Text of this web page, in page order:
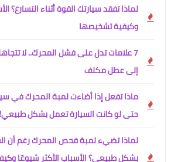
لماذا تفقد سيارتك القوة أثناء التسارع؟
وكيفية تشخيصها
7 علامات تدل على فشل المحرك.. لا
إلى عطل مكلف
ماذا تفعل إذا أضاءت لمبة المحرك في
حتى لو كانت السيارة تعمل بشكل طبيعي!
لماذا تضيء لمبة فحص المحرك رغم أن
بشكل طبيعي؟ الأسباب الأكثر شيوعًا